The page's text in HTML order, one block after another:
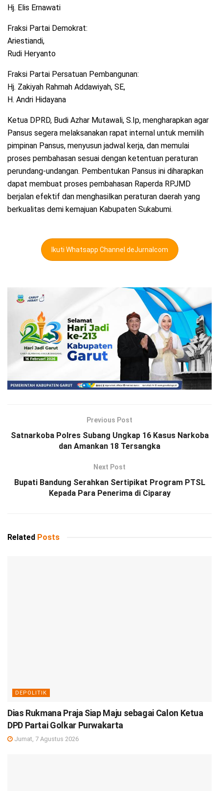
Hj. Elis Ernawati
Fraksi Partai Demokrat:
Ariestiandi,
Rudi Heryanto
Fraksi Partai Persatuan Pembangunan:
Hj. Zakiyah Rahmah Addawiyah, SE,
H. Andri Hidayana
Ketua DPRD, Budi Azhar Mutawali, S.Ip, mengharapkan agar
Pansus segera melaksanakan rapat internal untuk memilih
pimpinan Pansus, menyusun jadwal kerja, dan memulai
proses pembahasan sesuai dengan ketentuan peraturan
perundang-undangan. Pembentukan Pansus ini diharapkan
dapat membuat proses pembahasan Raperda RPJMD
berjalan efektif dan menghasilkan peraturan daerah yang
berkualitas demi kemajuan Kabupaten Sukabumi.
Ikuti Whatsapp Channel deJurnalcom
Previous Post
Satnarkoba Polres Subang Ungkap 16 Kasus Narkoba
dan Amankan 18 Tersangka
Next Post
Bupati Bandung Serahkan Sertipikat Program PTSL
Kepada Para Penerima di Ciparay
Related Posts
DEPOLITIK
Dias Rukmana Praja Siap Maju sebagai Calon Ketua
DPD Partai Golkar Purwakarta
Jumat, 7 Agustus 2026